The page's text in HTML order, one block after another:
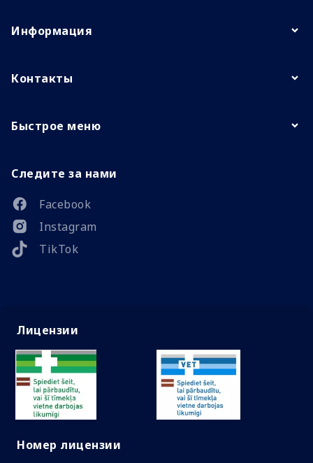
Информация
Контакты
Быстрое меню
Следите за нами
Facebook
Instagram
TikTok
Лицензии
Номер лицензии